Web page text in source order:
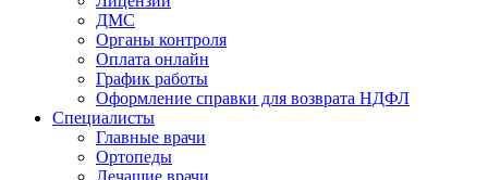
ДМС
Органы контроля
Оплата онлайн
График работы
Оформление справки для возврата НДФЛ
Специалисты
Главные врачи
Ортопеды
Лечащие врачи